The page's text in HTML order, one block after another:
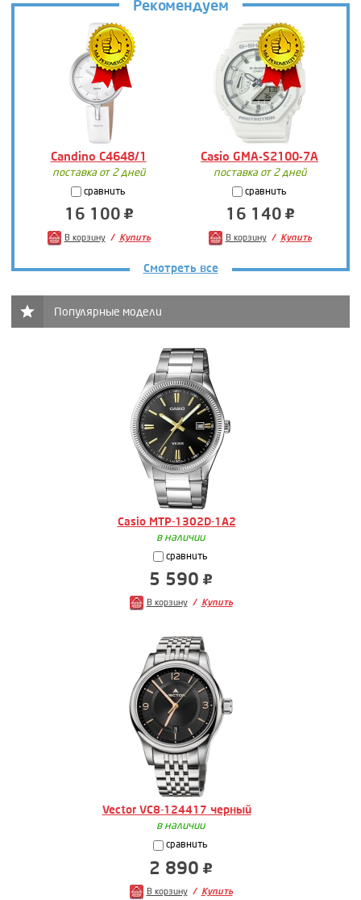
Рекомендуем
Candino C4648/1 Casio GMA-S2100-7A
поставка от 2 дней
сравнить
16 100
В корзину Купить
поставка от 2 дней
сравнить
16 140
В корзину Купить
Смотреть все
Популярные модели
Casio MTP-1302D-1A2
в наличии
сравнить
5 590
В корзину Купить
Vector VC8-124417 черный
в наличии
сравнить
2 890
В корзину Купить